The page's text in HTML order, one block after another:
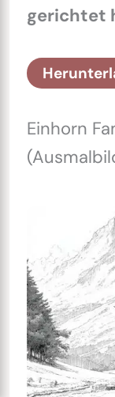
gerichtet
Einhorn